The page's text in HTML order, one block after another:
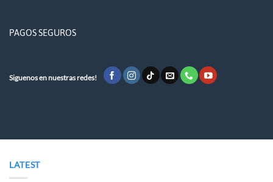
PAGOS SEGUROS
Siguenos en nuestras redes!
LATEST